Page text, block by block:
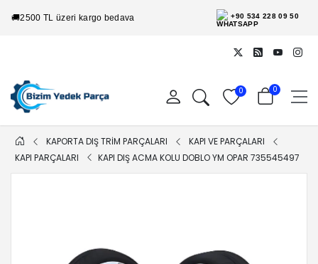
🚚2500 TL üzeri kargo bedava +90 534 228 09 50
0 0
KAPORTA DIŞ TRİM PARÇALARI
KAPI VE PARÇALARI
KAPI PARÇALARI
KAPI DIŞ ACMA KOLU DOBLO YM OPAR 735545497